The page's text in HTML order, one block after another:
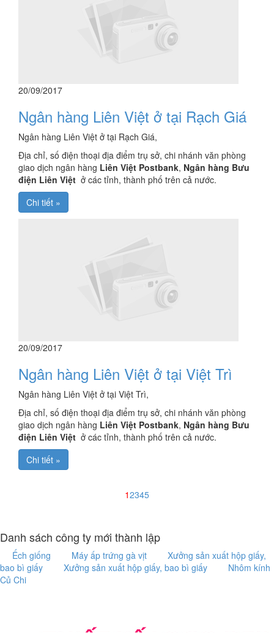
20/09/2017
Ngân hàng Liên Việt ở tại Rạch Giá
Ngân hàng Liên Việt ở tại Rạch Giá,
Địa chỉ, số điện thoại địa điểm trụ sở, chi nhánh văn phòng
giao dịch ngân hàng Liên Việt Postbank, Ngân hàng Bưu
điện Liên Việt ở các tỉnh, thành phố trên cả nước.
Chi tiết »
20/09/2017
Ngân hàng Liên Việt ở tại Việt Trì
Ngân hàng Liên Việt ở tại Việt Trì,
Địa chỉ, số điện thoại địa điểm trụ sở, chi nhánh văn phòng
giao dịch ngân hàng Liên Việt Postbank, Ngân hàng Bưu
điện Liên Việt ở các tỉnh, thành phố trên cả nước.
Chi tiết »
12345
Danh sách công ty mới thành lập
Ếch giống Máy ấp trứng gà vịt
Xưởng sản xuất hộp giấy,
bao bì giấy
Xưởng sản xuất hộp giấy, bao bì giấy
Nhôm kính
Củ Chi